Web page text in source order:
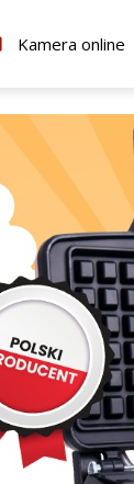
Kamera online